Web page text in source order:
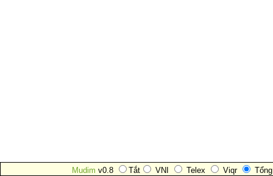
Mudim v0.8 Tắt VNI Telex Viqr